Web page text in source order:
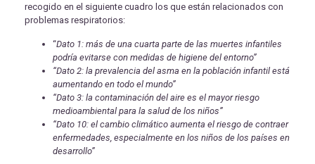
recogido en el siguiente cuadro los que están relacionados con
problemas respiratorios:
“Dato 1: más de una cuarta parte de las muertes infantiles
podría evitarse con medidas de higiene del entorno”
“Dato 2: la prevalencia del asma en la población infantil está
aumentando en todo el mundo”
“Dato 3: la contaminación del aire es el mayor riesgo
medioambiental para la salud de los niños”
“Dato 10: el cambio climático aumenta el riesgo de contraer
enfermedades, especialmente en los niños de los países en
desarrollo”